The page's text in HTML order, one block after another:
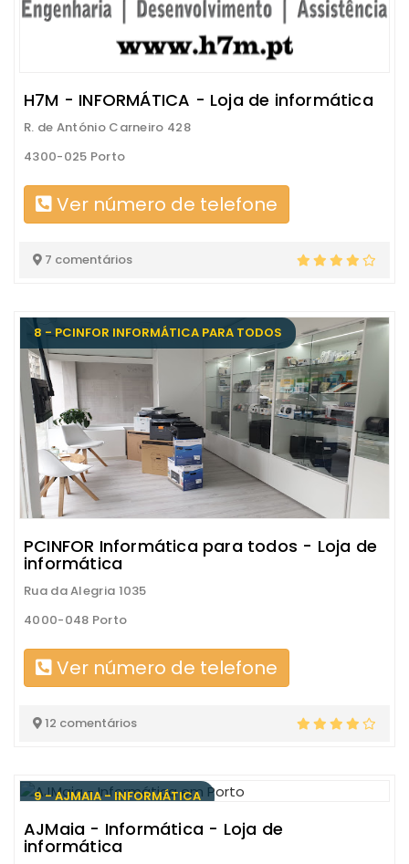
H7M - INFORMÁTICA - Loja de informática
R. de António Carneiro 428
4300-025 Porto
Ver número de telefone
7 comentários
8 - PCINFOR INFORMÁTICA PARA TODOS
PCINFOR Informática para todos - Loja de
informática
Rua da Alegria 1035
4000-048 Porto
Ver número de telefone
12 comentários
9 - AJMAIA - INFORMÁTICA
AJMaia - Informática - Loja de
informática